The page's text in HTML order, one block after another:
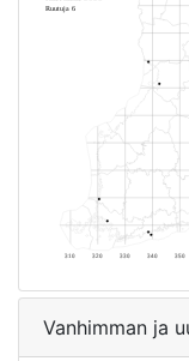
Vanhimman ja